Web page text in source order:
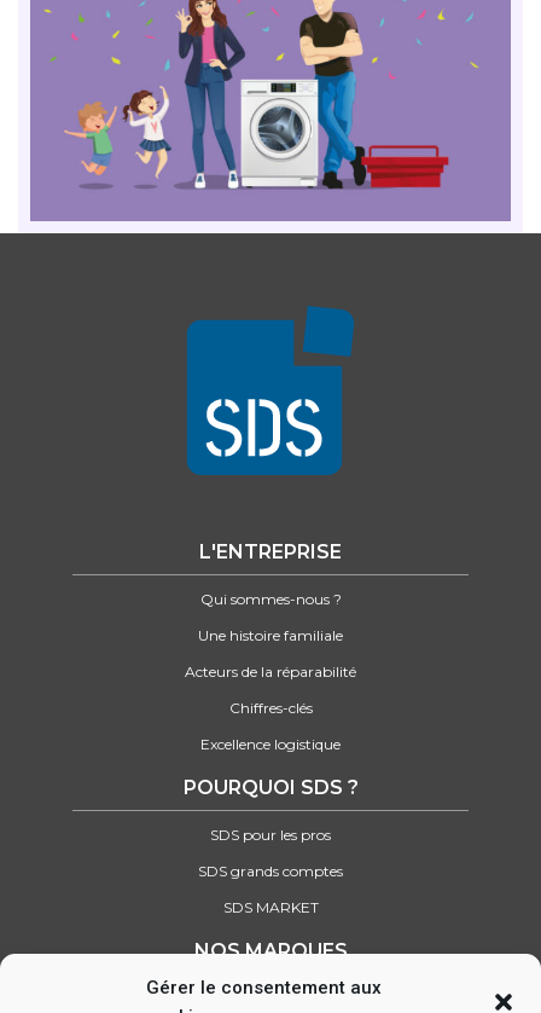
Gérer le consentement aux
L'ENTREPRISE
Qui sommes-nous ?
Une histoire familiale
Acteurs de la réparabilité
Chiffres-clés
Excellence logistique
POURQUOI SDS ?
SDS pour les pros
SDS grands comptes
SDS MARKET
NOS MARQUES
Retrouvez tous nos partenaires